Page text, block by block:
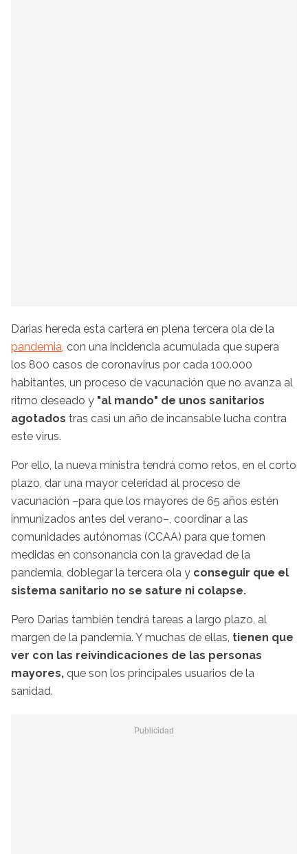
Darias hereda esta cartera en plena tercera ola de la
pandemia, con una incidencia acumulada que supera
los 800 casos de coronavirus por cada 100.000
habitantes, un proceso de vacunación que no avanza al
ritmo deseado y "al mando" de unos sanitarios
agotados tras casi un año de incansable lucha contra
este virus.
Por ello, la nueva ministra tendrá como retos, en el corto
plazo, dar una mayor celeridad al proceso de
vacunación –para que los mayores de 65 años estén
inmunizados antes del verano–, coordinar a las
comunidades autónomas (CCAA) para que tomen
medidas en consonancia con la gravedad de la
pandemia, doblegar la tercera ola y conseguir que el
sistema sanitario no se sature ni colapse.
Pero Darias también tendrá tareas a largo plazo, al
margen de la pandemia. Y muchas de ellas, tienen que
ver con las reivindicaciones de las personas
mayores, que son los principales usuarios de la
sanidad.